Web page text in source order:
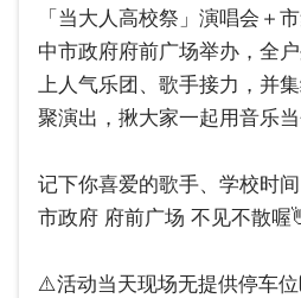
「当大人高校祭」演唱会＋
中市政府府前广场举办，全
上人气乐团、歌手接力，并
聚演出，揪大家一起用音乐
记下你喜爱的歌手、学校时
市政府 府前广场 不见不散喔
⚠️活动当天现场无提供停车